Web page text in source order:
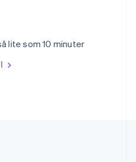
lite som 10 minuter